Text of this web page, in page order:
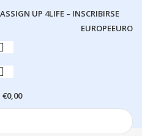
SIGN UP 4LIFE – INSCRIBIRSE
EUROPEEURO
€0,00